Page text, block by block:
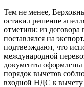
Тем не менее,
оставил решение
отметили: из договора
поставлялся на
подтверждают, что
международной
документы оформлены
порядок вычетов
входной НДС к вычету